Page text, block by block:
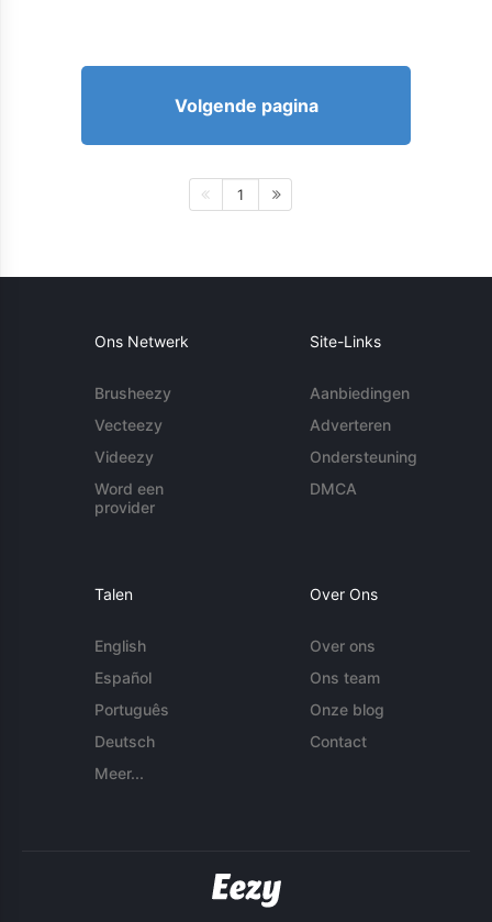
Volgende pagina
1
Ons Netwerk
Brusheezy
Vecteezy
Videezy
Word een
provider
Site-Links
Aanbiedingen
Adverteren
Ondersteuning
DMCA
Talen
English
Español
Português
Deutsch
Meer...
Over Ons
Over ons
Ons team
Onze blog
Contact